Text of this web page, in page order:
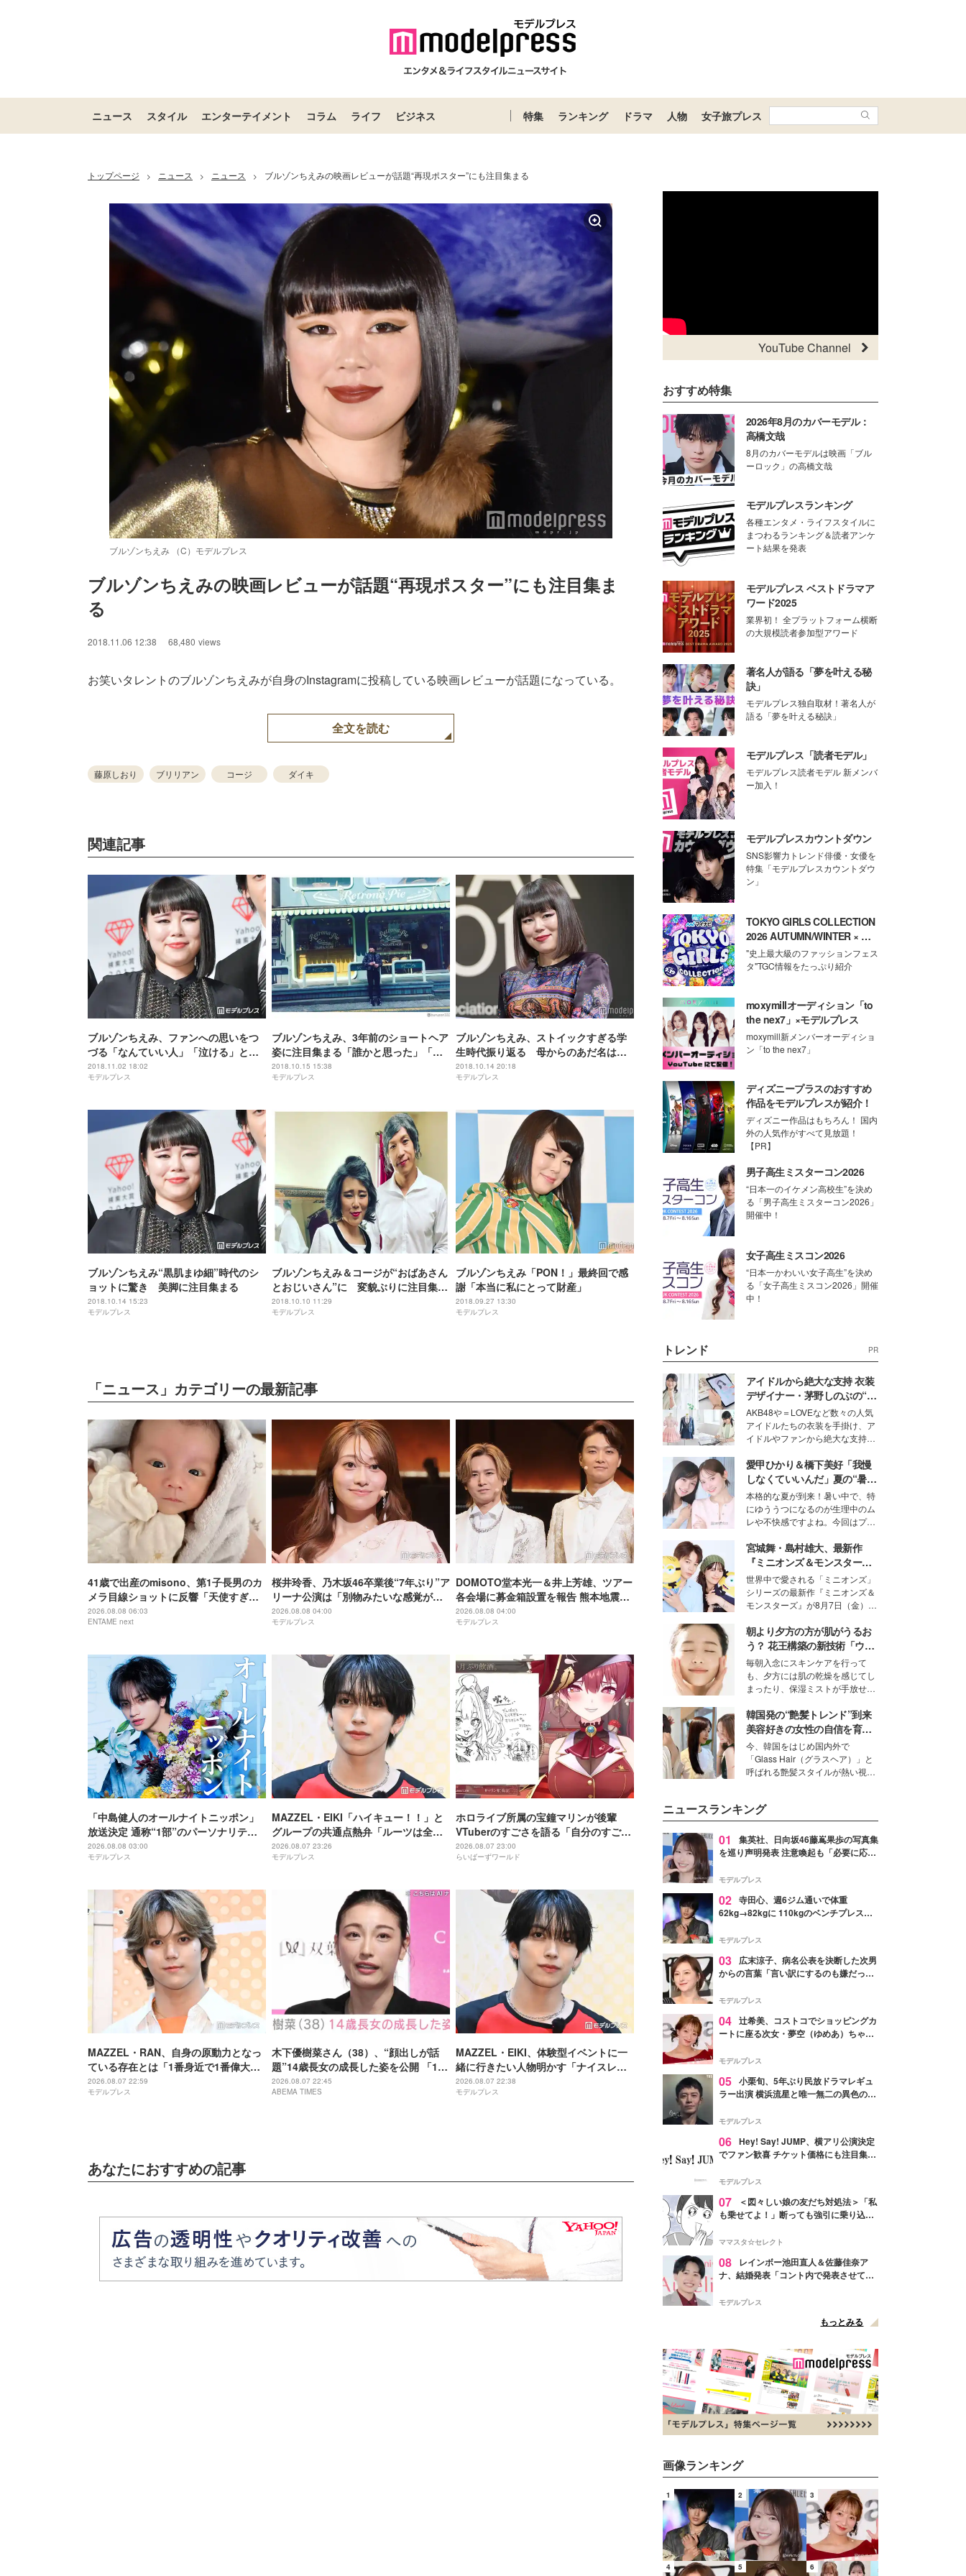
ニュース スタイル エンターテイメント コラム ライフ ビジネス 特集 ランキング ドラマ 人物 女子旅プレス
トップページ > ニュース > ニュース > ブルゾンちえみの映画レビューが話題“再現ポスター”にも注目集まる
ブルゾンちえみ （C）モデルプレス
ブルゾンちえみの映画レビューが話題“再現ポスター”にも注目集ま
る
2018.11.06 12:38 68,480 views
お笑いタレントのブルゾンちえみが自身のInstagramに投稿している映画レビューが話題になっている。
全文を読む
藤原しおり ブリリアン コージ ダイキ
関連記事
ブルゾンちえみ、ファンへの思いをつ
づる「なんていい人」「泣ける」と反
響
2018.11.02 18:02
モデルプレス
ブルゾンちえみ、3年前のショートヘア
姿に注目集まる「誰かと思った」「す
ごく可愛い」
2018.10.15 15:38
モデルプレス
ブルゾンちえみ、ストイックすぎる学
生時代振り返る 母からのあだ名は
「修行僧」
2018.10.14 20:18
モデルプレス
ブルゾンちえみ“黒肌まゆ細”時代のシ
ョットに驚き 美脚に注目集まる
2018.10.14 15:23
モデルプレス
ブルゾンちえみ＆コージが“おばあさん
とおじいさん”に 変貌ぶりに注目集ま
る
2018.10.10 11:29
モデルプレス
ブルゾンちえみ「PON！」最終回で感
謝「本当に私にとって財産」
2018.09.27 13:30
モデルプレス
「ニュース」カテゴリーの最新記事
41歳で出産のmisono、第1子長男のカ
メラ目線ショットに反響「天使すぎ
る」
2026.08.08 06:03
ENTAME next
桜井玲香、乃木坂46卒業後“7年ぶり”ア
リーナ公演は「別物みたいな感覚があ
る」【New HISTORY COMING】
2026.08.08 04:00
モデルプレス
DOMOTO堂本光一＆井上芳雄、ツアー
各会場に募金箱設置を報告 熊本地震受
け「ステージから元気を届けられる形
になれば」
2026.08.08 04:00
モデルプレス
「中島健人のオールナイトニッポン」
放送決定 通称“1部”のパーソナリティ
初担当
2026.08.08 03:00
モデルプレス
MAZZEL・EIKI「ハイキュー！！」と
グループの共通点熱弁「ルーツは全然
違うんですけど」
2026.08.07 23:26
モデルプレス
ホロライブ所属の宝鐘マリンが後輩
VTuberのすごさを語る「自分のすごさ
に気づいてない」
2026.08.07 23:00
らいばーずワールド
MAZZEL・RAN、自身の原動力となっ
ている存在とは「1番身近で1番偉大な
存在」
2026.08.07 22:59
モデルプレス
木下優樹菜さん（38）、“顔出しが話
題”14歳長女の成長した姿を公開 「14
歳とは思えぬオトナっぽさ」「優樹菜
ちゃんにそっくりすぎる」など反響
2026.08.07 22:45
ABEMA TIMES
MAZZEL・EIKI、体験型イベントに一
緒に行きたい人物明かす「ナイスレシ
ーブするまで終わらない」
2026.08.07 22:38
モデルプレス
あなたにおすすめの記事
YouTube Channel
おすすめ特集
2026年8月のカバーモデル：
高橋文哉
8月のカバーモデルは映画「ブル
ーロック」の高橋文哉
モデルプレスランキング
各種エンタメ・ライフスタイルに
まつわるランキング＆読者アンケ
ート結果を発表
モデルプレス ベストドラマア
ワード2025
業界初！ 全プラットフォーム横断
の大規模読者参加型アワード
著名人が語る「夢を叶える秘
訣」
モデルプレス独自取材！著名人が
語る「夢を叶える秘訣」
モデルプレス「読者モデル」
モデルプレス読者モデル 新メンバ
ー加入！
モデルプレスカウントダウン
SNS影響力トレンド俳優・女優を
特集「モデルプレスカウントダウ
ン」
TOKYO GIRLS COLLECTION
2026 AUTUMN/WINTER × モ
デルプレス
"史上最大級のファッションフェス
タ"TGC情報をたっぷり紹介
moxymillオーディション「to
the nex7」×モデルプレス
moxymill新メンバーオーディショ
ン「to the nex7」
ディズニープラスのおすすめ
作品をモデルプレスが紹介！
ディズニー作品はもちろん！ 国内
外の人気作がすべて見放題！
【PR】
男子高生ミスターコン2026
“日本一のイケメン高校生”を決め
る「男子高生ミスターコン2026」
開催中！
女子高生ミスコン2026
“日本一かわいい女子高生”を決め
る「女子高生ミスコン2026」開催
中！
トレンド PR
アイドルから絶大な支持 衣装
デザイナー・茅野しのぶの“可
愛い”を作る美学＜「シチズン
クロスシー」インタビュー＞
AKB48や＝LOVEなど数々の人気
アイドルたちの衣装を手掛け、ア
イドルやファンから絶大な支持を
取締役兼クリエイティブディレク
ター・茅野しのぶ。一人ひとりの
個性に寄り添い、魅力を引き出す
衣装作りは、多くの女性たちに勇
気と自信を与え続けている。
愛甲ひかり＆橋下美好「我慢
しなくていいんだ」夏の“暑さ
対策”の新しい選択肢とは？
本格的な夏が到来！暑い中で、特
にゆううつになるのが生理中のム
レや不快感ですよね。今回はプラ
モデル・愛甲ひかりさんと橋下美
好さんを迎えて本音で女子会トー
ク。猛暑のお出かけを快適に過ご
すヒントや、2人が感動した夏の
生理の新常識にも迫りました。
宮城舞・島村雄大、最新作
『ミニオンズ＆モンスター
ズ』の魅力熱弁 ハチャメチャ
だけじゃない“友情と絆”に感
動
世界中で愛される「ミニオンズ」
シリーズの最新作『ミニオンズ＆
モンスターズ』が8月7日（金）に
ニオン好き”という共通点を持つモ
デルの宮城舞と島村雄大の特別対
談をお届け！それぞれの視点か
ら、今作ならではの魅力や予想外
の感動をもたらす奥深いストーリ
ーについて熱く語り合ってもらっ
た。
朝より夕方の方が肌がうるお
う？ 花王構築の新技術「ウォ
ーターキャプチャリングスキ
ン（捕水肌）」がスキンケア
の常識を変える予感
毎朝入念にスキンケアを行って
も、夕方には肌の乾燥を感じてし
まったり、保湿ミストが手放せな
な美容の常識を大きく変える可能
性を秘めた、革新的な「Water
Capturing Skin（ウォーターキャ
プチャリングスキン：捕水肌）」
技術を、花王が構築した。
韓国発の“艶髪トレンド”到来
美容好きの女性の自信を育む
「ヘアケア事情」って？
今、韓国をはじめ国内外で
「Glass Hair（グラスヘア）」と
呼ばれる艶髪スタイルが熱い視線
して、“髪そのものの美しさ”に改
めて注目する人が増えている様
子。今回は、そんな憧れの艶やか
な髪を日常で叶える、美容好きの
ます。
ニュースランキング
01
集英社、日向坂46藤嶌果歩の写真集
を巡り声明発表 注意喚起も「必要に応じ
モデルプレス
02 寺田心、週6ジム通いで体重
62kg→82kgに 110kgのベンチプレス持
「かっこいい」と反響
モデルプレス
03
広末涼子、病名公表を決断した次男
からの言葉「言い訳にするのも嫌だっ
モデルプレス
04 辻希美、コストコでショッピングカ
ートに座る次女・夢空（ゆめあ）ちゃん
ぎ」「成長を感じる」の声
モデルプレス
05 小栗旬、5年ぶり民放ドラマレギュ
ラー出演 横浜流星と唯一無二の異色のバ
モデルプレス
06 Hey! Say! JUMP、横アリ公演決定
でファン歓喜 チケット価格にも注目集ま
モデルプレス
07
＜図々しい娘の友だち対処法＞「私
も乗せてよ！」断っても強引に乗り込ん
ママスタ☆セレクト
08
レインボー池田直人＆佐藤佳奈ア
ナ、結婚発表「コント内で発表させてい
点変更のため
モデルプレス
もっとみる
画像ランキング
1 2 3
4 5 6